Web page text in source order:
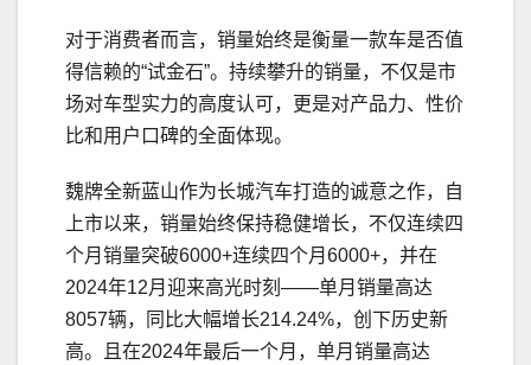
对于消费者而言，销量始终是衡量一款车是否值
得信赖的“试金石”。持续攀升的销量，不仅是市
场对车型实力的高度认可，更是对产品力、性价
比和用户口碑的全面体现。
魏牌全新蓝山作为长城汽车打造的诚意之作，自
上市以来，销量始终保持稳健增长，不仅连续四
个月销量突破6000+连续四个月6000+，并在
2024年12月迎来高光时刻——单月销量高达
8057辆，同比大幅增长214.24%，创下历史新
高。且在2024年最后一个月，单月销量高达